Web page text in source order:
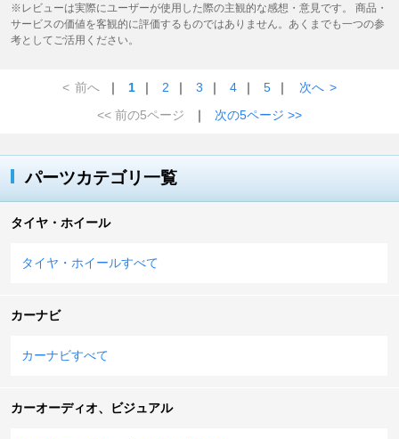
※レビューは実際にユーザーが使用した際の主観的な感想・意見です。 商品・
サービスの価値を客観的に評価するものではありません。あくまでも一つの参
考としてご活用ください。
< 前へ ｜ 1 ｜ 2 ｜ 3 ｜ 4 ｜ 5 ｜ 次へ >
<< 前の5ページ
｜ 次の5ページ >>
パーツカテゴリ一覧
タイヤ・ホイール
タイヤ・ホイールすべて
カーナビ
カーナビすべて
カーオーディオ、ビジュアル